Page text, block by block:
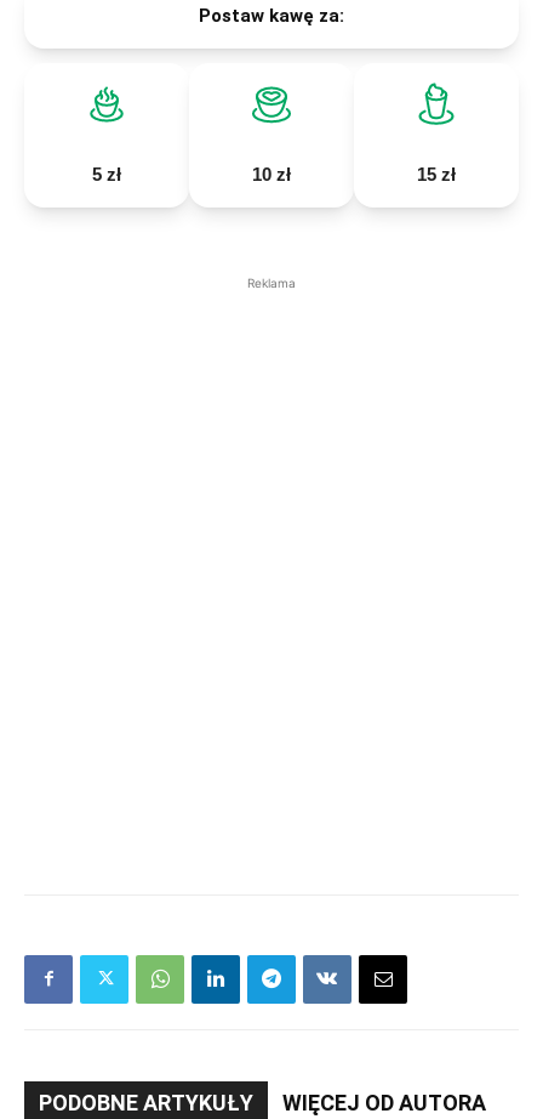
Postaw kawę za:
5 zł 10 zł 15 zł
Reklama
PODOBNE ARTYKUŁY WIĘCEJ OD AUTORA